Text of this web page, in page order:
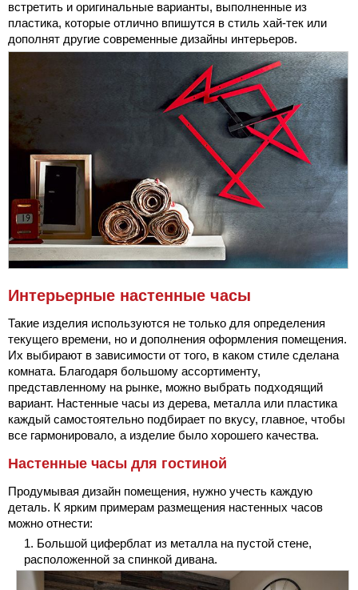
встретить и оригинальные варианты, выполненные из
пластика, которые отлично впишутся в стиль хай-тек или
дополнят другие современные дизайны интерьеров.
Интерьерные настенные часы
Такие изделия используются не только для определения
текущего времени, но и дополнения оформления помещения.
Их выбирают в зависимости от того, в каком стиле сделана
комната. Благодаря большому ассортименту,
представленному на рынке, можно выбрать подходящий
вариант. Настенные часы из дерева, металла или пластика
каждый самостоятельно подбирает по вкусу, главное, чтобы
все гармонировало, а изделие было хорошего качества.
Настенные часы для гостиной
Продумывая дизайн помещения, нужно учесть каждую
деталь. К ярким примерам размещения настенных часов
можно отнести:
Большой циферблат из металла на пустой стене,
расположенной за спинкой дивана.